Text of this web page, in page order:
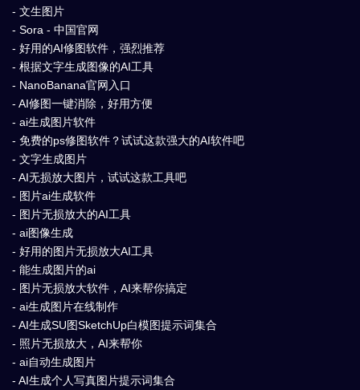
- 文生图片
- Sora - 中国官网
- 好用的AI修图软件，强烈推荐
- 根据文字生成图像的AI工具
- NanoBanana官网入口
- AI修图一键消除，好用方便
- ai生成图片软件
- 免费的ps修图软件？试试这款强大的AI软件吧
- 文字生成图片
- AI无损放大图片，试试这款工具吧
- 图片ai生成软件
- 图片无损放大的AI工具
- ai图像生成
- 好用的图片无损放大AI工具
- 能生成图片的ai
- 图片无损放大软件，AI来帮你搞定
- ai生成图片在线制作
- AI生成SU图SketchUp白模图提示词集合
- 照片无损放大，AI来帮你
- ai自动生成图片
- AI生成个人写真图片提示词集合